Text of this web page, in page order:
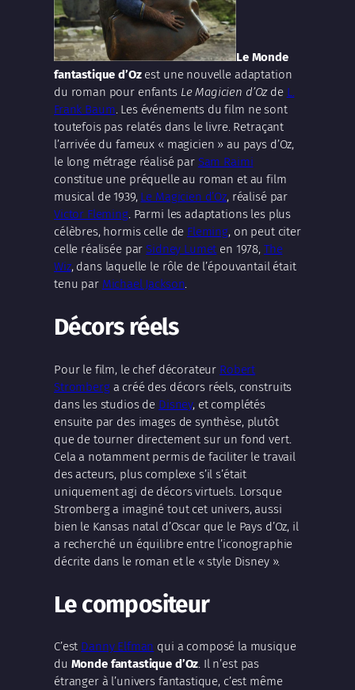
Le Monde
fantastique d’Ozest une nouvelle adaptation
du roman pour enfants Le Magicien d’Ozde L.
Frank Baum. Les événements du film ne sont
toutefois pas relatés dans le livre. Retraçant
l’arrivée du fameux « magicien » au pays d’Oz,
le long métrage réalisé par Sam Raimi
constitue une préquelle au roman et au film
musical de 1939, Le Magicien d’Oz, réalisé par
Victor Fleming. Parmi les adaptations les plus
célèbres, hormis celle de Fleming, on peut citer
celle réalisée parSidney Lumet en 1978, The
Wiz, dans laquelle le rôle de l’épouvantail était
tenu par Michael Jackson.
Décors réels
Pour le film, le chef décorateur Robert
Stromberga créé des décors réels, construits
dans les studios de Disney, et complétés
ensuite par des images de synthèse, plutôt
que de tourner directement sur un fond vert.
Cela a notamment permis de faciliter le travail
des acteurs, plus complexe s’il s’était
uniquement agi de décors virtuels. Lorsque
Stromberg a imaginé tout cet univers, aussi
bien le Kansas natal d’Oscar que le Pays d’Oz, il
a recherché un équilibre entre l’iconographie
décrite dans le roman et le « style Disney ».
Le compositeur
C’est Danny Elfman qui a composé la musique
du Monde fantastique d’Oz. Il n’est pas
étranger à l’univers fantastique, c’est même